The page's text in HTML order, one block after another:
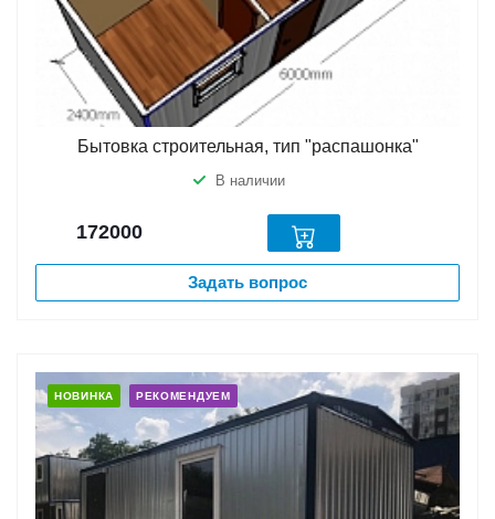
Бытовка строительная, тип "распашонка"
В наличии
172000
Задать вопрос
НОВИНКА РЕКОМЕНДУЕМ